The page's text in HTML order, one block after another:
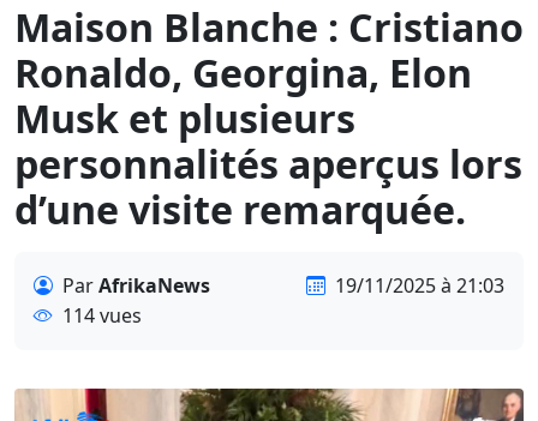
Maison Blanche : Cristiano
Ronaldo, Georgina, Elon
Musk et plusieurs
personnalités aperçus lors
d’une visite remarquée.
ParAfrikaNews
19/11/2025 à 21:03
114 vues